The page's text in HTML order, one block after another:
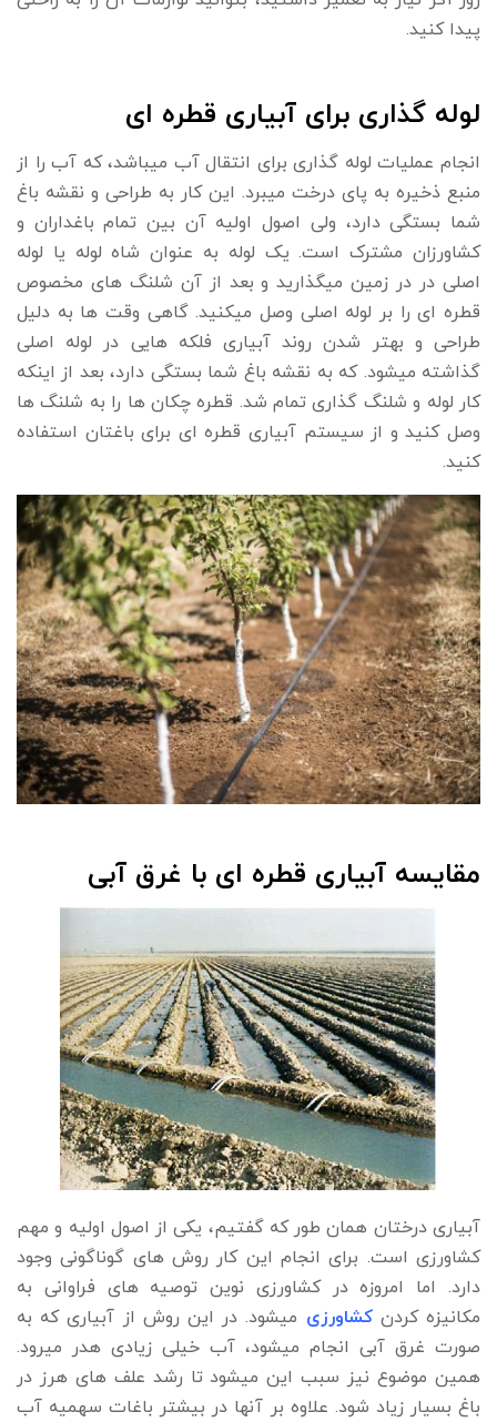
پیدا کنید.
لوله گذاری برای آبیاری قطره ای
انجام عملیات لوله گذاری برای انتقال آب میباشد، که آب را از
منبع ذخیره به پای درخت میبرد. این کار به طراحی و نقشه باغ
شما بستگی دارد، ولی اصول اولیه آن بین تمام باغداران و
کشاورزان مشترک است. یک لوله به عنوان شاه لوله یا لوله
اصلی در در زمین میگذارید و بعد از آن شلنگ های مخصوص
قطره ای را بر لوله اصلی وصل میکنید. گاهی وقت ها به دلیل
طراحی و بهتر شدن روند آبیاری فلکه هایی در لوله اصلی
گذاشته میشود. که به نقشه باغ شما بستگی دارد، بعد از اینکه
کار لوله و شلنگ گذاری تمام شد. قطره چکان ها را به شلنگ ها
وصل کنید و از سیستم آبیاری قطره ای برای باغتان استفاده
کنید.
مقایسه آبیاری قطره ای با غرق آبی
آبیاری درختان همان طور که گفتیم، یکی از اصول اولیه و مهم
کشاورزی است. برای انجام این کار روش های گوناگونی وجود
دارد. اما امروزه در کشاورزی نوین توصیه های فراوانی به
مکانیزه کردنکشاورزی میشود. در این روش از آبیاری که به
صورت غرق آبی انجام میشود، آب خیلی زیادی هدر میرود.
همین موضوع نیز سبب این میشود تا رشد علف های هرز در
باغ بسیار زیاد شود. علاوه بر آنها در بیشتر باغات سهمیه آب